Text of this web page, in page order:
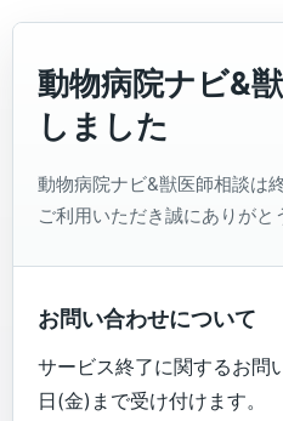
動物病院ナビ&
しました
動物病院ナビ&獣医師相談は
ご利用いただき誠にありがと
お問い合わせについて
サービス終了に関するお問
日(金)まで受け付けます。